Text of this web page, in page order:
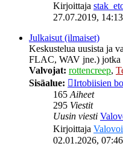
Kirjoittaja
27.07.2019, 14:13
Julkaisut (ilmaiset)
Keskustelua uusista ja
FLAC, WAV jne.) jotka
Valvojat: rottencreep,
Sisäalue:
Irtobiisien
165Aiheet
295 Viestit
Uusin viesti
Kirjoittaja
02.01.2026, 07:46